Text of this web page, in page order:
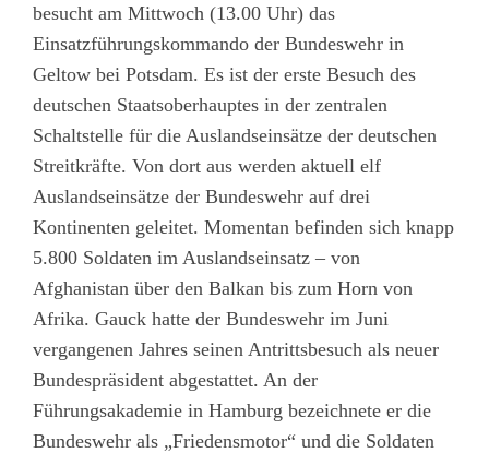
besucht am Mittwoch (13.00 Uhr) das
Einsatzführungskommando der Bundeswehr in
Geltow bei Potsdam. Es ist der erste Besuch des
deutschen Staatsoberhauptes in der zentralen
Schaltstelle für die Auslandseinsätze der deutschen
Streitkräfte. Von dort aus werden aktuell elf
Auslandseinsätze der Bundeswehr auf drei
Kontinenten geleitet. Momentan befinden sich knapp
5.800 Soldaten im Auslandseinsatz – von
Afghanistan über den Balkan bis zum Horn von
Afrika. Gauck hatte der Bundeswehr im Juni
vergangenen Jahres seinen Antrittsbesuch als neuer
Bundespräsident abgestattet. An der
Führungsakademie in Hamburg bezeichnete er die
Bundeswehr als „Friedensmotor“ und die Soldaten